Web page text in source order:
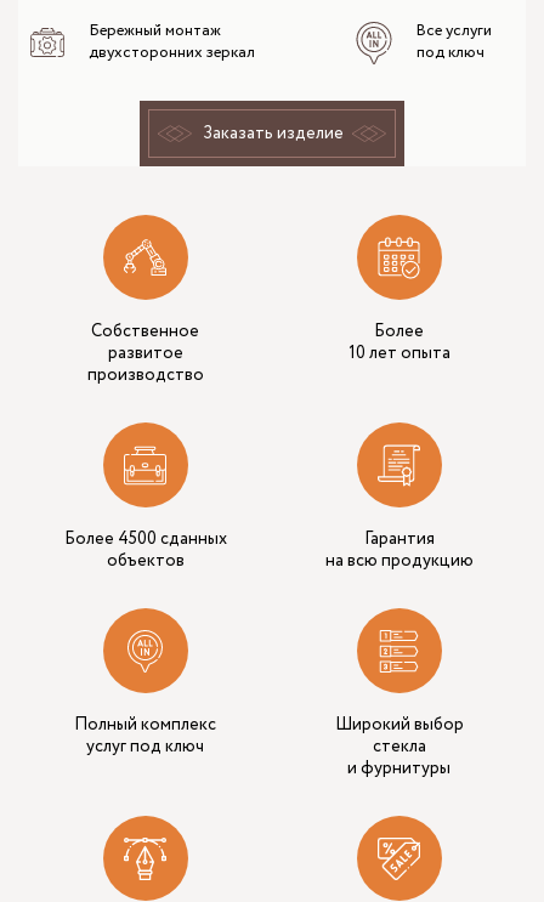
Бережный монтаж
двухсторонних зеркал
Все услуги
под ключ
Заказать изделие
Собственное
развитое
производство
Более
10 лет опыта
Более 4500 сданных
объектов
Гарантия
на всю продукцию
Полный комплекс
услуг под ключ
Широкий выбор
стекла
и фурнитуры